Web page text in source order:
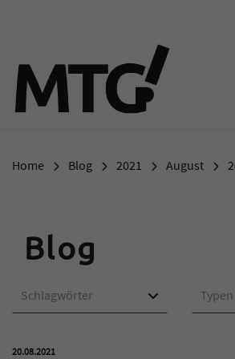
Home Blog 2021 August
Blog
Schlagwörter Typen
Veröffentlicht am:
20.08.2021